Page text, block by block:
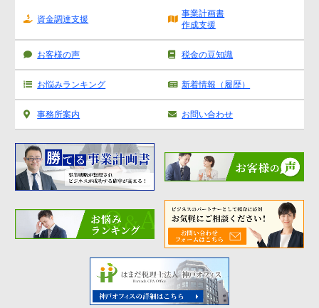
資金調達支援
事業計画書
作成支援
お客様の声 税金の豆知識
お悩みランキング 新着情報（履歴）
事務所案内 お問い合わせ